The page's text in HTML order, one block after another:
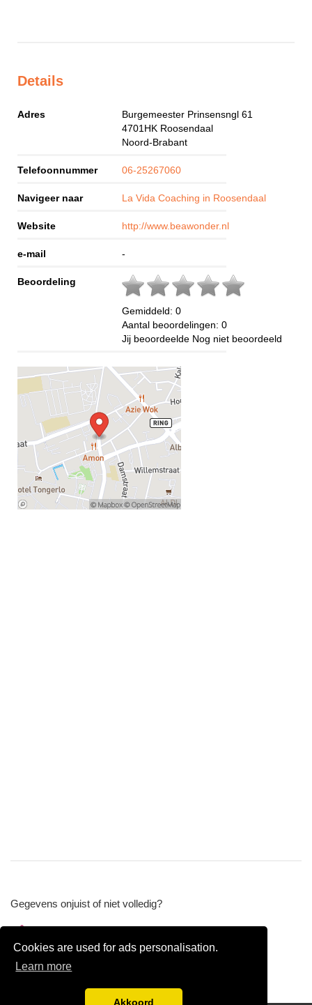
Cookies are used for ads personalisation.
Learn more
Akkoord
Details
Adres
Burgemeester Prinsensngl 61
4701HK Roosendaal
Noord-Brabant
Telefoonnummer 06-25267060
Navigeer naar La Vida Coaching in Roosendaal
Website http://www.beawonder.nl
e-mail -
Beoordeling
Gemiddeld: 0
Aantal beoordelingen: 0
Jij beoordeelde Nog niet beoordeeld
Gegevens onjuist of niet volledig?